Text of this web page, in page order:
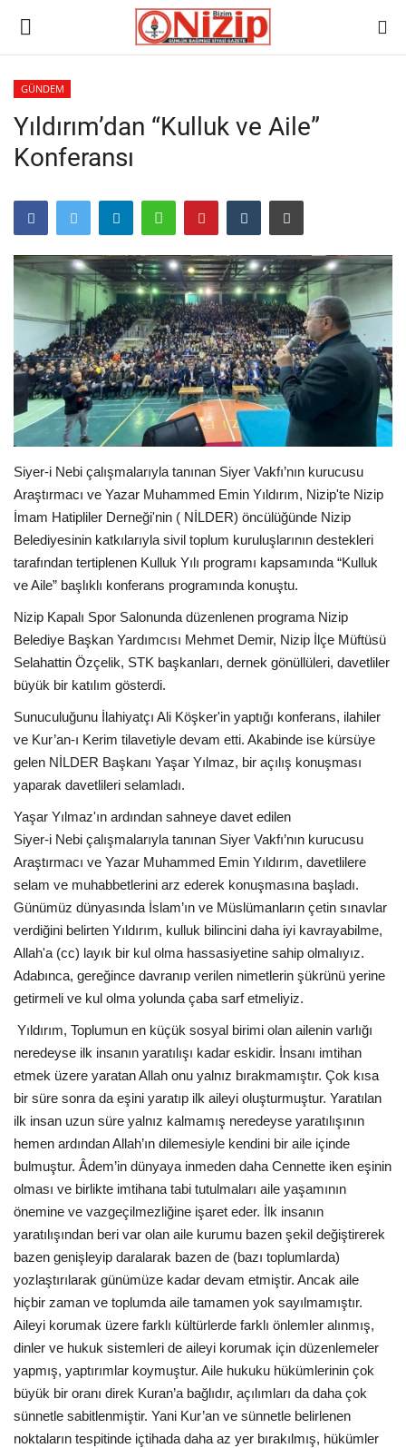
Ana
GÜNDEM
Gazete
Asayiş
Ulusalhaber
Siyaset
Ekonomi
Spor
SAĞLIK
EĞİTİM
Resmiilan
Gaziantep..
GÜNDEM
Yıldırım’dan “Kulluk ve Aile”
Konferansı
Siyer-i Nebi çalışmalarıyla tanınan Siyer Vakfı’nın kurucusu
Araştırmacı ve Yazar Muhammed Emin Yıldırım, Nizip'te Nizip
İmam Hatipliler Derneği'nin ( NİLDER) öncülüğünde Nizip
Belediyesinin katkılarıyla sivil toplum kuruluşlarının destekleri
tarafından tertiplenen Kulluk Yılı programı kapsamında “Kulluk
ve Aile” başlıklı konferans programında konuştu.
Nizip Kapalı Spor Salonunda düzenlenen programa Nizip
Belediye Başkan Yardımcısı Mehmet Demir, Nizip İlçe Müftüsü
Selahattin Özçelik, STK başkanları, dernek gönüllüleri, davetliler
büyük bir katılım gösterdi.
Sunuculuğunu İlahiyatçı Ali Köşker'in yaptığı konferans, ilahiler
ve Kur’an-ı Kerim tilavetiyle devam etti. Akabinde ise kürsüye
gelen NİLDER Başkanı Yaşar Yılmaz, bir açılış konuşması
yaparak davetlileri selamladı.
Yaşar Yılmaz'ın ardından sahneye davet edilen
Siyer-i Nebi çalışmalarıyla tanınan Siyer Vakfı’nın kurucusu
Araştırmacı ve Yazar Muhammed Emin Yıldırım, davetlilere
selam ve muhabbetlerini arz ederek konuşmasına başladı.
Günümüz dünyasında İslam’ın ve Müslümanların çetin sınavlar
verdiğini belirten Yıldırım, kulluk bilincini daha iyi kavrayabilme,
Allah'a (cc) layık bir kul olma hassasiyetine sahip olmalıyız.
Adabınca, gereğince davranıp verilen nimetlerin şükrünü yerine
getirmeli ve kul olma yolunda çaba sarf etmeliyiz.
Yıldırım, Toplumun en küçük sosyal birimi olan ailenin varlığı
neredeyse ilk insanın yaratılışı kadar eskidir. İnsanı imtihan
etmek üzere yaratan Allah onu yalnız bırakmamıştır. Çok kısa
bir süre sonra da eşini yaratıp ilk aileyi oluşturmuştur. Yaratılan
ilk insan uzun süre yalnız kalmamış neredeyse yaratılışının
hemen ardından Allah’ın dilemesiyle kendini bir aile içinde
bulmuştur. Âdem’in dünyaya inmeden daha Cennette iken eşinin
olması ve birlikte imtihana tabi tutulmaları aile yaşamının
önemine ve vazgeçilmezliğine işaret eder. İlk insanın
yaratılışından beri var olan aile kurumu bazen şekil değiştirerek
bazen genişleyip daralarak bazen de (bazı toplumlarda)
yozlaştırılarak günümüze kadar devam etmiştir. Ancak aile
hiçbir zaman ve toplumda aile tamamen yok sayılmamıştır.
Aileyi korumak üzere farklı kültürlerde farklı önlemler alınmış,
dinler ve hukuk sistemleri de aileyi korumak için düzenlemeler
yapmış, yaptırımlar koymuştur. Aile hukuku hükümlerinin çok
büyük bir oranı direk Kuran’a bağlıdır, açılımları da daha çok
sünnetle sabitlenmiştir. Yani Kur’an ve sünnetle belirlenen
noktaların tespitinde içtihada daha az yer bırakılmış, hükümler